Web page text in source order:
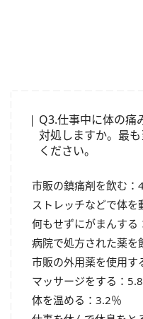
Q3.仕事中に体の痛
対処しますか。最
ください。
市販の鎮痛剤を飲む：
ストレッチなどで体を
何もせずにがまんする
病院で処方された薬を
市販の外用薬を使用す
マッサージをする：
体を温める：3.2％